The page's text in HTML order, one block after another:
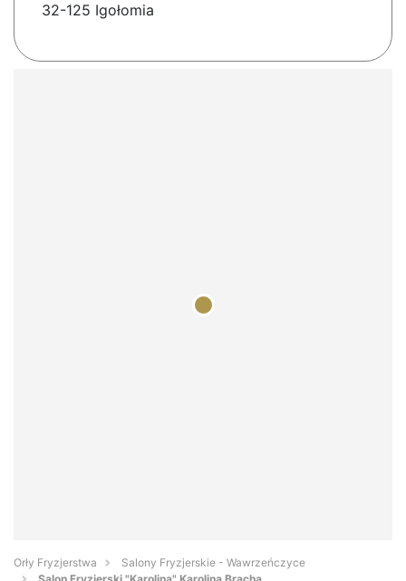
32-125 Igołomia
Orły Fryzjerstwa
Salony Fryzjerskie - Wawrzeńczyce